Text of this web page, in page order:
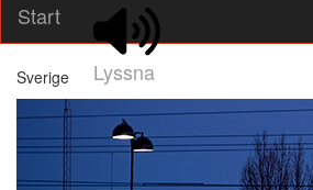
Start
Lyssna
Sverige